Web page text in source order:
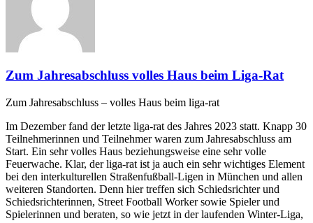
Zum Jahresabschluss volles Haus beim Liga-Rat
Zum Jahresabschluss – volles Haus beim liga-rat
Im Dezember fand der letzte liga-rat des Jahres 2023 statt. Knapp 30
Teilnehmerinnen und Teilnehmer waren zum Jahresabschluss am
Start. Ein sehr volles Haus beziehungsweise eine sehr volle
Feuerwache. Klar, der liga-rat ist ja auch ein sehr wichtiges Element
bei den interkulturellen Straßenfußball-Ligen in München und allen
weiteren Standorten. Denn hier treffen sich Schiedsrichter und
Schiedsrichterinnen, Street Football Worker sowie Spieler und
Spielerinnen und beraten, so wie jetzt in der laufenden Winter-Liga,